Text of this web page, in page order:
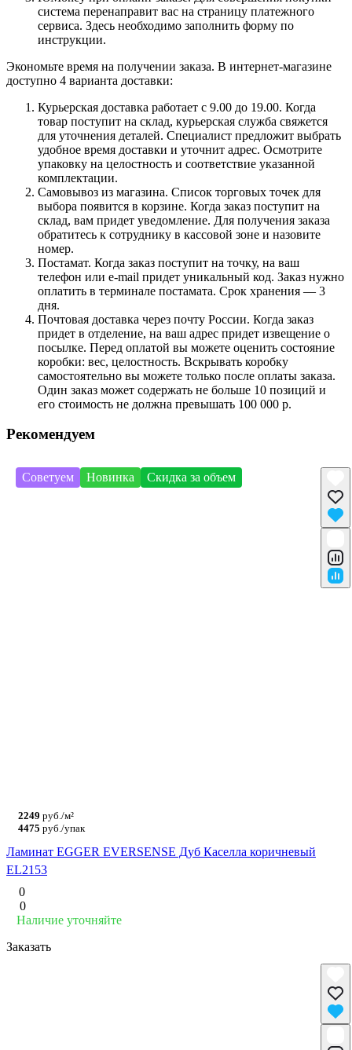
система перенаправит вас на страницу платежного
сервиса. Здесь необходимо заполнить форму по
инструкции.
Экономьте время на получении заказа. В интернет-магазине
доступно 4 варианта доставки:
Курьерская доставка работает с 9.00 до 19.00. Когда
товар поступит на склад, курьерская служба свяжется
для уточнения деталей. Специалист предложит выбрать
удобное время доставки и уточнит адрес. Осмотрите
упаковку на целостность и соответствие указанной
комплектации.
Самовывоз из магазина. Список торговых точек для
выбора появится в корзине. Когда заказ поступит на
склад, вам придет уведомление. Для получения заказа
обратитесь к сотруднику в кассовой зоне и назовите
номер.
Постамат. Когда заказ поступит на точку, на ваш
телефон или e-mail придет уникальный код. Заказ нужно
оплатить в терминале постамата. Срок хранения — 3
дня.
Почтовая доставка через почту России. Когда заказ
придет в отделение, на ваш адрес придет извещение о
посылке. Перед оплатой вы можете оценить состояние
коробки: вес, целостность. Вскрывать коробку
самостоятельно вы можете только после оплаты заказа.
Один заказ может содержать не больше 10 позиций и
его стоимость не должна превышать 100 000 р.
Рекомендуем
Советуем Новинка Скидка за объем
2249 руб./м²
4475 руб./упак
Ламинат EGGER EVERSENSE Дуб Каселла коричневый
EL2153
0
0
Наличие уточняйте
Заказать